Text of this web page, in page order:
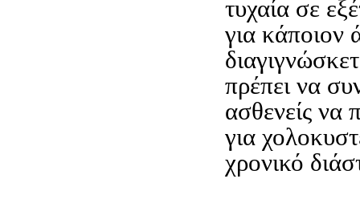
τυχαία σε
για κάποιον
πρέπει να
ασθενείς να
για
χρονικό